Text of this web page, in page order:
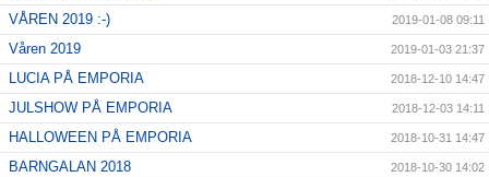
VÅREN 2019 :-) 2019-01-08 09:11
Våren 2019 2019-01-03 21:37
LUCIA PÅ EMPORIA 2018-12-10 14:47
JULSHOW PÅ EMPORIA 2018-12-03 14:11
HALLOWEEN PÅ EMPORIA 2018-10-31 14:47
BARNGALAN 2018 2018-10-30 14:02